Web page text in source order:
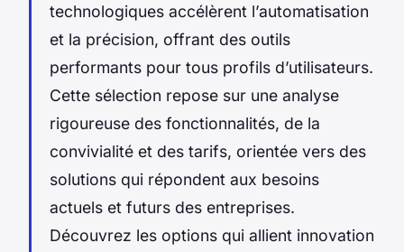
technologiques accélèrent l’automatisation
et la précision, offrant des outils
performants pour tous profils d’utilisateurs.
Cette sélection repose sur une analyse
rigoureuse des fonctionnalités, de la
convivialité et des tarifs, orientée vers des
solutions qui répondent aux besoins
actuels et futurs des entreprises.
Découvrez les options qui allient innovation